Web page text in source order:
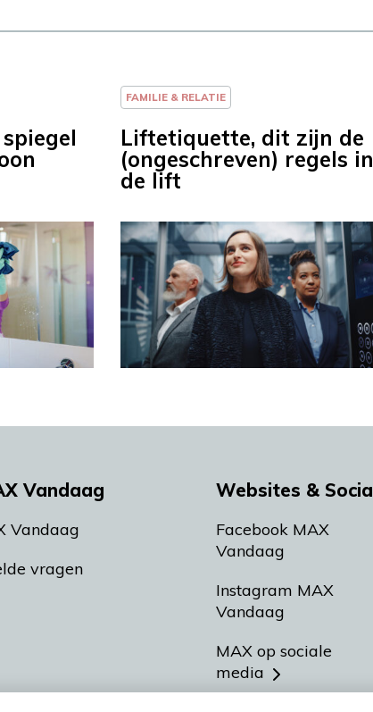
FAMILIE & RELATIE
Liftetiquette, dit zijn de
(ongeschreven) regels in
de lift
Vandaag
Vandaag
vragen
Websites & Social
Facebook MAX
Vandaag
Instagram MAX
Vandaag
MAX op sociale
media